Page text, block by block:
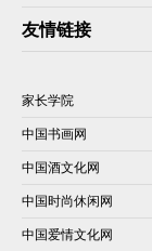
友情链接
家长学院
中国书画网
中国酒文化网
中国时尚休闲网
中国爱情文化网